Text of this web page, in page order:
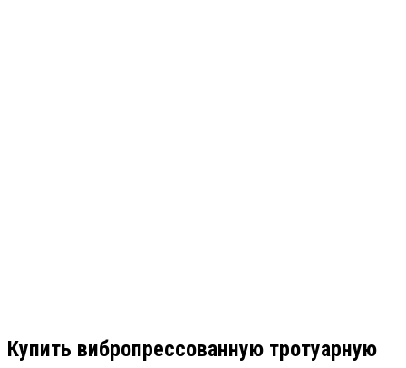
Купить вибропрессованную тротуарную